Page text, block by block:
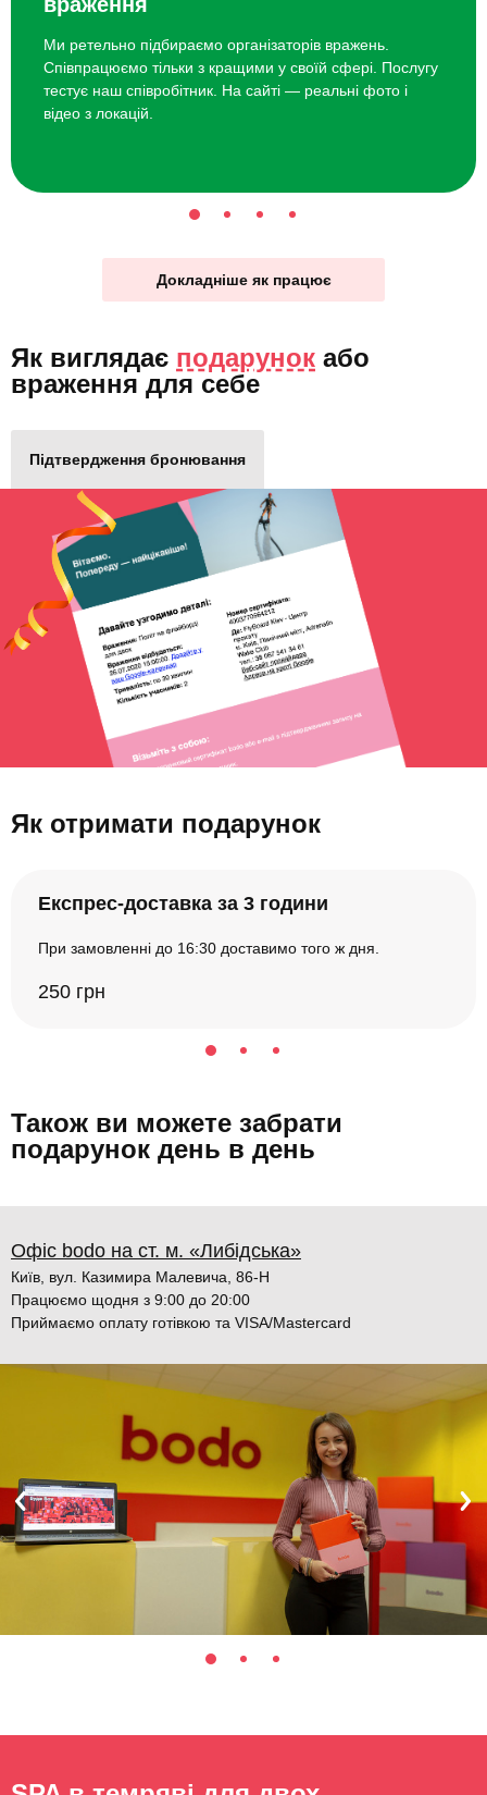
враження
Ми ретельно підбираємо організаторів вражень.
Співпрацюємо тільки з кращими у своїй сфері. Послугу
тестує наш співробітник. На сайті — реальні фото і
відео з локацій.
Докладніше як працює
Як виглядає подарунок або
враження для себе
Підтвердження бронювання
Як отримати подарунок
Експрес-доставка за 3 години
При замовленні до 16:30 доставимо того ж дня.
250 грн
Також ви можете забрати
подарунок день в день
Офіс bodo на ст. м. «Либідська»
Київ, вул. Казимира Малевича, 86-Н
Працюємо щодня з 9:00 до 20:00
Приймаємо оплату готівкою та VISA/Mastercard